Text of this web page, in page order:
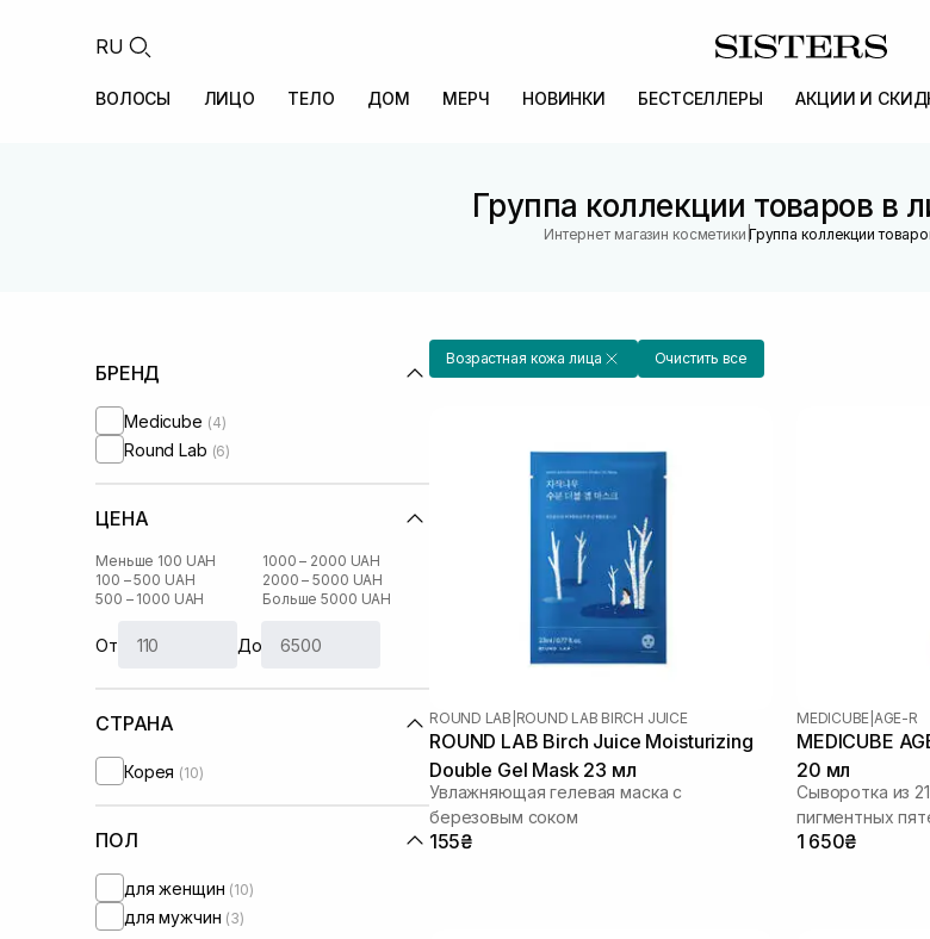
RU
ВОЛОСЫ ЛИЦО ТЕЛО ДОМ МЕРЧ НОВИНКИ БЕСТСЕЛЛЕРЫ АКЦИИ И
Группа коллекции товаров в
Интернет магазин косметики |Группа коллекции
БРЕНД
Medicube (4)
Round Lab (6)
ЦЕНА
Меньше 100 UAH
100 – 500 UAH
500 – 1000 UAH
1000 – 2000 UAH
2000 – 5000 UAH
Больше 5000 UAH
От До
СТРАНА
Корея (10)
ПОЛ
для женщин (10)
для мужчин (3)
Возрастная кожа лица Очистить все
ROUND LAB ROUND LAB BIRCH JUICE
ROUND LAB Birch Juice Moisturizing
Double Gel Mask 23 мл
Увлажняющая гелевая маска с
березовым соком
155₴
MEDICUBE AGE-R
MEDICUBE
20 мл
Сыворотка из
пигментных
1 650₴